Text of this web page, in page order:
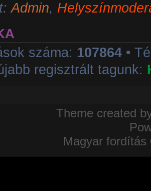
Admin,
száma: 107864 •
regisztrált tagunk:
Theme created
Magyar